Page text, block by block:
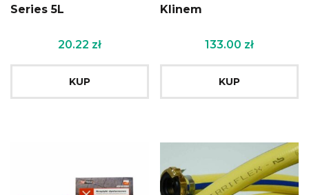
Series 5L
20.22 zł
KUP
Klinem
133.00 zł
KUP